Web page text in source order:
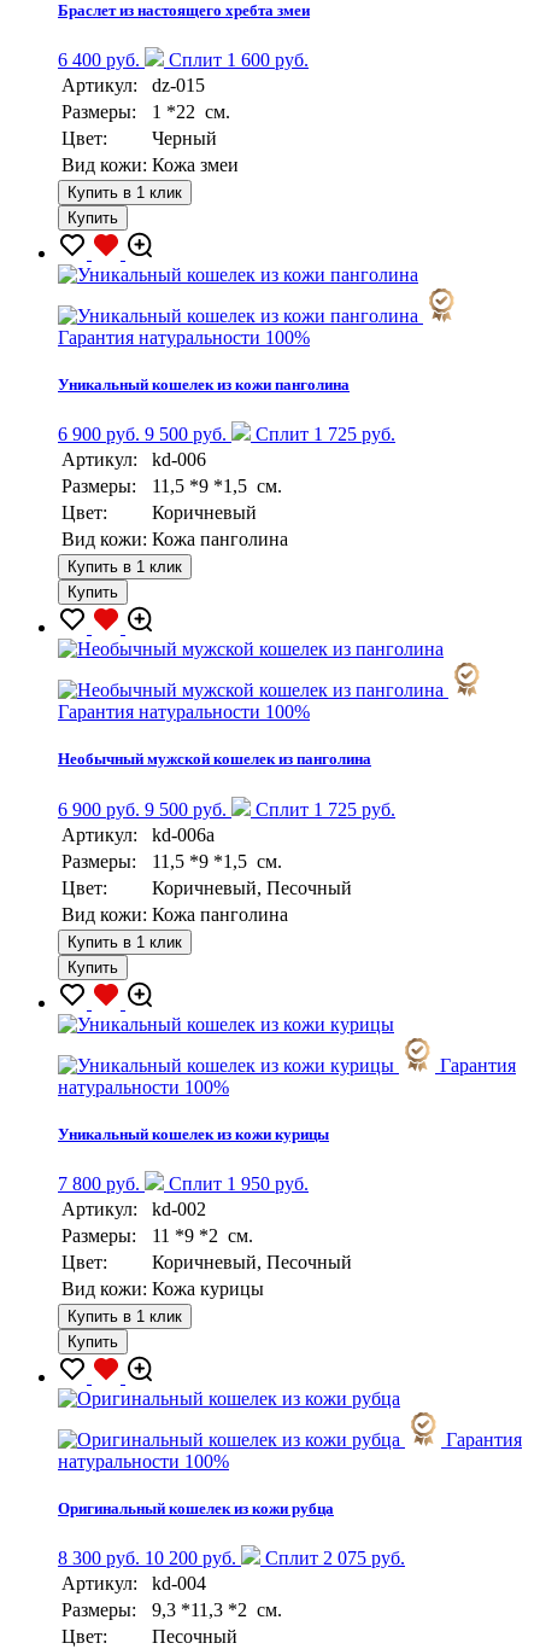
Браслет из настоящего хребта змеи
6 400 руб.
Сплит 1 600 руб.
Артикул:
dz-015
Размеры:
1 *22 см.
Цвет:
Черный
Вид кожи: Кожа змеи
Купить в 1 клик
Купить
Гарантия натуральности 100%
Уникальный кошелек из кожи панголина
6 900 руб. 9 500 руб.
Сплит 1 725 руб.
Артикул:
kd-006
Размеры:
11,5 *9 *1,5 см.
Цвет:
Коричневый
Вид кожи: Кожа панголина
Купить в 1 клик
Купить
Гарантия натуральности 100%
Необычный мужской кошелек из панголина
6 900 руб. 9 500 руб.
Сплит 1 725 руб.
Артикул:
kd-006a
Размеры:
11,5 *9 *1,5 см.
Цвет:
Коричневый, Песочный
Вид кожи: Кожа панголина
Купить в 1 клик
Купить
Гарантия
натуральности 100%
Уникальный кошелек из кожи курицы
7 800 руб.
Сплит 1 950 руб.
Артикул:
kd-002
Размеры:
11 *9 *2 см.
Цвет:
Коричневый, Песочный
Вид кожи: Кожа курицы
Купить в 1 клик
Купить
Гарантия
натуральности 100%
Оригинальный кошелек из кожи рубца
8 300 руб. 10 200 руб.
Сплит 2 075 руб.
Артикул:
kd-004
Размеры:
9,3 *11,3 *2 см.
Цвет:
Песочный